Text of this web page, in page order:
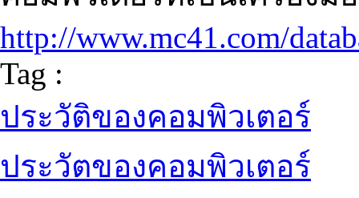
http://www.mc41.com/
Tag :
ประวัติของคอมพิวเตอร์
ประวัตของคอมพิวเตอร์